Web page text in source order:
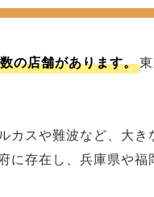
の店舗があります。
カスや難波など、大き
存在し、兵庫県や福